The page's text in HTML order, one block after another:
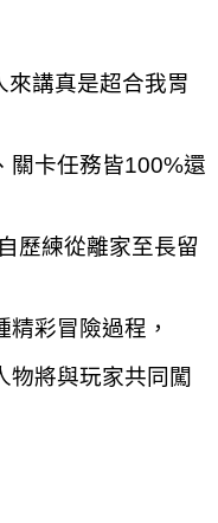
講真是超合我胃
關卡任務皆100%還
歷練從離家至長留
彩冒險過程，
物將與玩家共同闖